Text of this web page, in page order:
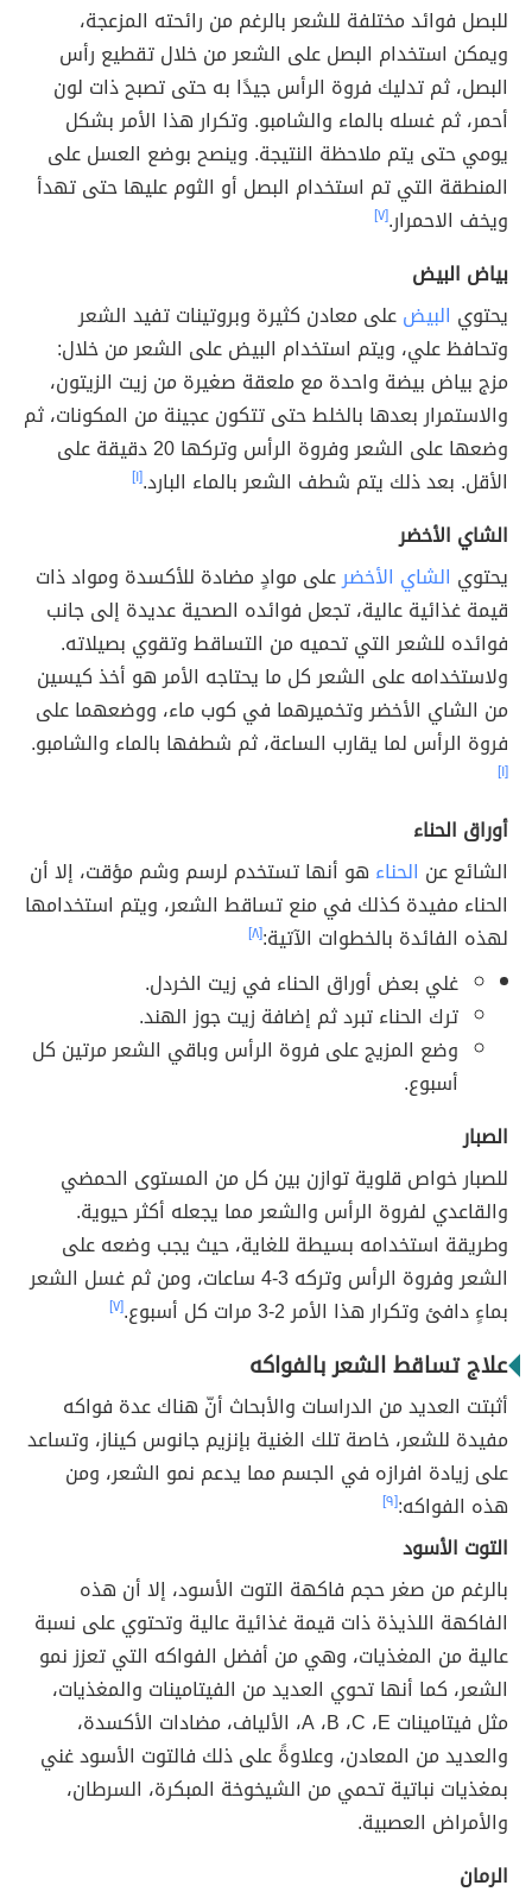
للبصل فوائد مختلفة للشعر بالرغم من رائحته المزعجة،
ويمكن استخدام البصل على الشعر من خلال تقطيع رأس
البصل، ثم تدليك فروة الرأس جيدًا به حتى تصبح ذات لون
أحمر، ثم غسله بالماء والشامبو. وتكرار هذا الأمر بشكل
يومي حتى يتم ملاحظة النتيجة. وينصح بوضع العسل على
المنطقة التي تم استخدام البصل أو الثوم عليها حتى تهدأ
ويخف الاحمرار.[٧]
بياض البيض
يحتوي البيضعلى معادن كثيرة وبروتينات تفيد الشعر
وتحافظ علي، ويتم استخدام البيض على الشعر من خلال:
مزج بياض بيضة واحدة مع ملعقة صغيرة من زيت الزيتون،
والاستمرار بعدها بالخلط حتى تتكون عجينة من المكونات، ثم
وضعها على الشعر وفروة الرأس وتركها 20 دقيقة على
الأقل. بعد ذلك يتم شطف الشعر بالماء البارد.[١]
الشاي الأخضر
يحتوي الشاي الأخضرعلى موادٍ مضادة للأكسدة ومواد ذات
قيمة غذائية عالية، تجعل فوائده الصحية عديدة إلى جانب
فوائده للشعر التي تحميه من التساقط وتقوي بصيلاته.
ولاستخدامه على الشعر كل ما يحتاجه الأمر هو أخذ كيسين
من الشاي الأخضر وتخميرهما في كوب ماء، ووضعهما على
فروة الرأس لما يقارب الساعة، ثم شطفها بالماء والشامبو.
[١]
أوراق الحناء
الشائع عن الحناء هو أنها تستخدم لرسم وشم مؤقت، إلا أن
الحناء مفيدة كذلك في منع تساقط الشعر، ويتم استخدامها
لهذه الفائدة بالخطوات الآتية:[٨]
غلي بعض أوراق الحناء في زيت الخردل.
ترك الحناء تبرد ثم إضافة زيت جوز الهند.
وضع المزيج على فروة الرأس وباقي الشعر مرتين كل
أسبوع.
الصبار
للصبار خواص قلوية توازن بين كل من المستوى الحمضي
والقاعدي لفروة الرأس والشعر مما يجعله أكثر حيوية.
وطريقة استخدامه بسيطة للغاية، حيث يجب وضعه على
الشعر وفروة الرأس وتركه 3-4 ساعات، ومن ثم غسل الشعر
بماءٍ دافئ وتكرار هذا الأمر 2-3 مرات كل أسبوع.
[٧]
علاج تساقط الشعر بالفواكه
أثبتت العديد من الدراسات والأبحاث أنّ هناك عدة فواكه
مفيدة للشعر، خاصة تلك الغنية بإنزيم جانوس كيناز، وتساعد
على زيادة افرازه في الجسم مما يدعم نمو الشعر، ومن
هذه الفواكه:[٩]
التوت الأسود
بالرغم من صغر حجم فاكهة التوت الأسود، إلا أن هذه
الفاكهة اللذيذة ذات قيمة غذائية عالية وتحتوي على نسبة
عالية من المغذيات، وهي من أفضل الفواكه التي تعزز نمو
الشعر، كما أنها تحوي العديد من الفيتامينات والمغذيات،
مثل فيتامينات A ،B ،C ،E، الألياف، مضادات الأكسدة،
والعديد من المعادن، وعلاوةً على ذلك فالتوت الأسود غني
بمغذيات نباتية تحمي من الشيخوخة المبكرة، السرطان،
والأمراض العصبية.
الرمان